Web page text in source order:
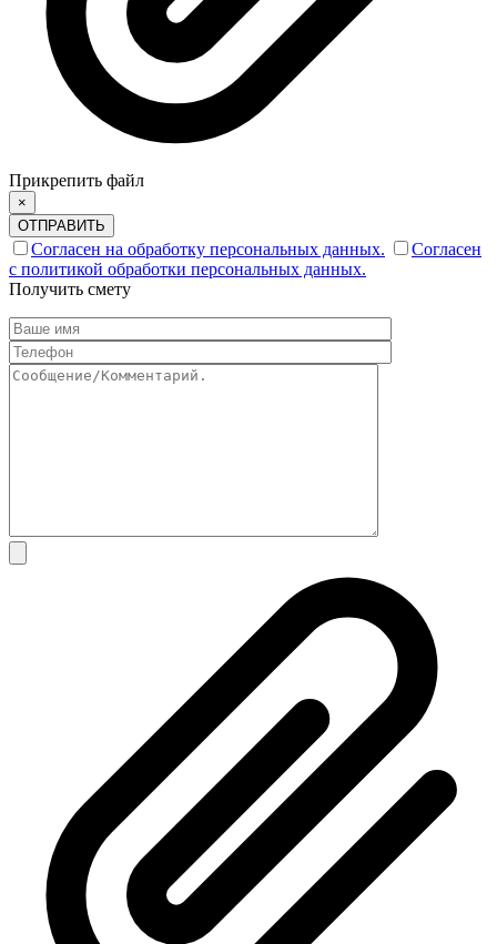
Прикрепить файл
×
ОТПРАВИТЬ
Согласен на обработку персональных данных.
Согласен
с политикой обработки персональных данных.
Получить смету